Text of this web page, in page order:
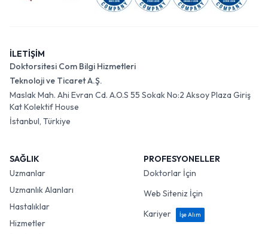
İLETİŞİM
Doktorsitesi Com Bilgi Hizmetleri
Teknoloji ve Ticaret A.Ş.
Maslak Mah. Ahi Evran Cd. A.O.S 55 Sokak No:2 Aksoy Plaza Giriş
Kat Kolektif House
İstanbul, Türkiye
SAĞLIK
Uzmanlar
Uzmanlık Alanları
Hastalıklar
Hizmetler
PROFESYONELLER
Doktorlar İçin
Web Siteniz İçin
Kariyer
İşe Alım